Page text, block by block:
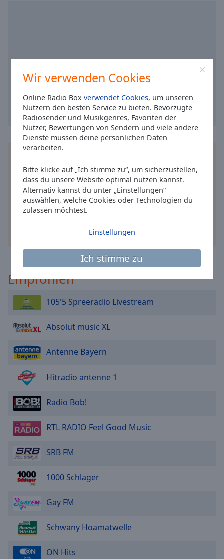
Wir verwenden Cookies
Online Radio Boxverwendet Cookies, um unseren
Nutzern den besten Service zu bieten. Bevorzugte
Radiosender und Musikgenres, Favoriten der
Nutzer, Bewertungen von Sendern und viele andere
Dienste müssen deine persönlichen Daten
verarbeiten.
Bitte klicke auf „Ich stimme zu“, um sicherzustellen,
dass du unsere Website optimal nutzen kannst.
Alternativ kannst du unter „Einstellungen“
auswählen, welche Cookies oder Technologien du
zulassen möchtest.
Ich stimme zu
Einstellungen
Opacity
Opacity
Background
Opacity
Size
Text
Font
Family
Reset
Close
Modal
dialog
window.
Smartphone die Online Radio Box-App und hören
Sie Ihr Lieblingsradio online an, wo Sie immer
wollen.
andere Optionen
Empfohlen
105'5 Spreeradio Livestream
Absolut music XL
Antenne Bayern
Hitradio antenne 1
Radio Bob!
RTL RADIO Feel Good Music
SRB FM
1000 Schlager
Gay FM
Schwany Hoamatwelle
ON Hits